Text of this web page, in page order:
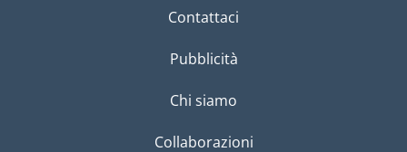
Contattaci
Pubblicità
Chi siamo
Collaborazioni